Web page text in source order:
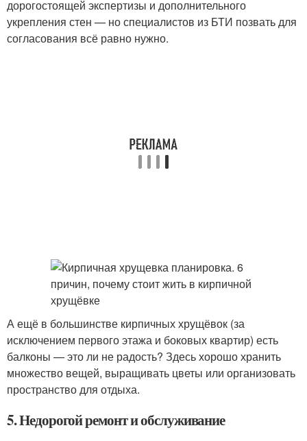
дорогостоящей экспертизы и дополнительного
укрепления стен — но специалистов из БТИ позвать для
согласования всё равно нужно.
А ещё в большинстве кирпичных хрущёвок (за
исключением первого этажа и боковых квартир) есть
балконы — это ли не радость? Здесь хорошо хранить
множество вещей, выращивать цветы или организовать
пространство для отдыха.
5. Недорогой ремонт и обслуживание